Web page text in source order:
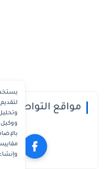
مواقع التواصل